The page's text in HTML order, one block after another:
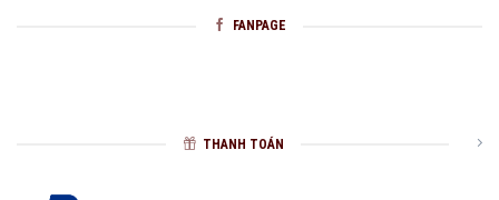
FANPAGE
THANH TOÁN